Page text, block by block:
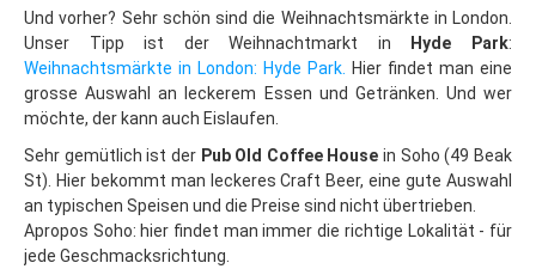
Wintersport
Tschechien
Riesengebirge
Last Minute
Hotel-Tipps
Und vorher? Sehr schön sind die Weihnachtsmärkte in London.
Unser Tipp ist der Weihnachtmarkt in Hyde Park:
Weihnachtsmärkte in London: Hyde Park. Hier findet man eine
grosse Auswahl an leckerem Essen und Getränken. Und wer
möchte, der kann auch Eislaufen.
Sehr gemütlich ist der Pub Old Coffee House in Soho (49 Beak
St). Hier bekommt man leckeres Craft Beer, eine gute Auswahl
an typischen Speisen und die Preise sind nicht übertrieben.
Apropos Soho: hier findet man immer die richtige Lokalität - für
jede Geschmacksrichtung.